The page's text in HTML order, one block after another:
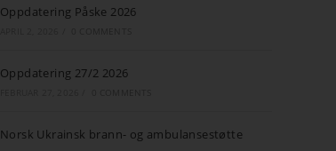
Oppdatering Påske 2026
Oppdatering 27/2 2026
Norsk Ukrainsk brann- og ambulansestøtte